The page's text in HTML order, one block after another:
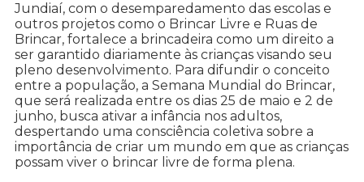
Jundiaí, com o desemparedamento das escolas e
outros projetos como o Brincar Livre e Ruas de
Brincar, fortalece a brincadeira como um direito a
ser garantido diariamente às crianças visando seu
pleno desenvolvimento. Para difundir o conceito
entre a população, a Semana Mundial do Brincar,
que será realizada entre os dias 25 de maio e 2 de
junho, busca ativar a infância nos adultos,
despertando uma consciência coletiva sobre a
importância de criar um mundo em que as crianças
possam viver o brincar livre de forma plena.